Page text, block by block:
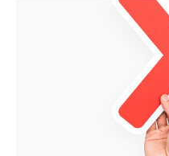
одного человека, пары,
одном кадре; отметить один
связанных с историей
добавить подписи к
из них, указать контакты и
проекта», - говорится в
может быть семейной, а
визуального архива
пригласить на итоговую
«Карту улыбок», которую